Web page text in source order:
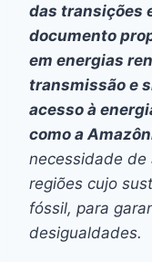
das transições
documento
em energias
transmissão e
acesso à
como a
necessidade de
regiões cujo
fóssil, para
desigualdades.